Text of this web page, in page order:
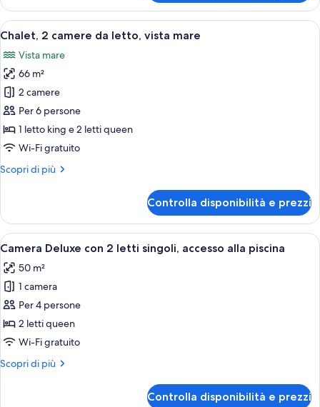
vista
piscina
Apri
tutte
le
foto
per
Chalet,
2
camere
letto,
Una camera da letto moderna con
11
Chalet, 2 camere da letto, vista mare
Vista mare
66 m²
2 camere
Per 6 persone
1 letto king e 2 letti queen
Wi-Fi gratuito
Scopri di più
Altri
2
camere
da
vista
mare
Controlla disponibilità e prezzi
Apri
tutte
le
foto
per
Camera
Deluxe
2
Camera da letto moderna con due
9
Camera Deluxe con 2 letti singoli, accesso alla piscina
50 m²
1 camera
Per 4 persone
2 letti queen
Wi-Fi gratuito
Scopri di più
Altri
Controlla disponibilità e prezzi